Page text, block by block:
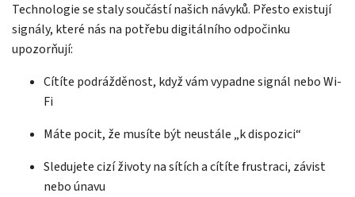
Technologie se staly součástí našich návyků. Přesto existují
signály, které nás na potřebu digitálního odpočinku
upozorňují:
Cítíte podrážděnost, když vám vypadne signál nebo Wi-
Fi
Máte pocit, že musíte být neustále „k dispozici“
Sledujete cizí životy na sítích a cítíte frustraci, závist
nebo únavu